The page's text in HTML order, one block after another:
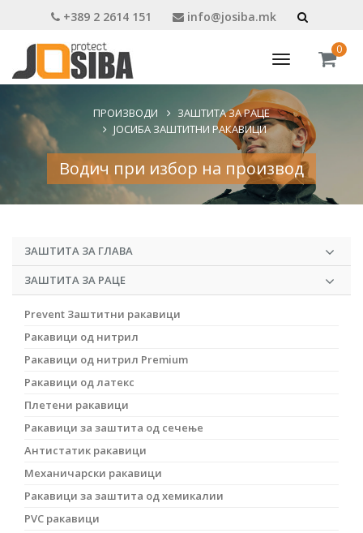
+389 2 2614 151 info@josiba.mk
Toggle
navigation
0
ПРОИЗВОДИ
ЗАШТИТА ЗА РАЦЕ
ЈОСИБА ЗАШТИТНИ РАКАВИЦИ
Водич при избор на производ
ЗАШТИТА ЗА ГЛАВА
ЗАШТИТА ЗА РАЦЕ
Prevent Заштитни ракавици
Ракавици од нитрил
Ракавици од нитрил Premium
Ракавици од латекс
Плетени ракавици
Ракавици за заштита од сечење
Антистатик ракавици
Механичарски ракавици
Ракавици за заштита од хемикалии
PVC ракавици